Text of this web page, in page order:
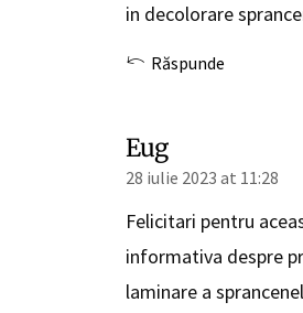
in decolorare
Răspunde
Eug
28 iulie 2023 at 11:28
Felicitari pentru
informativa despre
laminare a